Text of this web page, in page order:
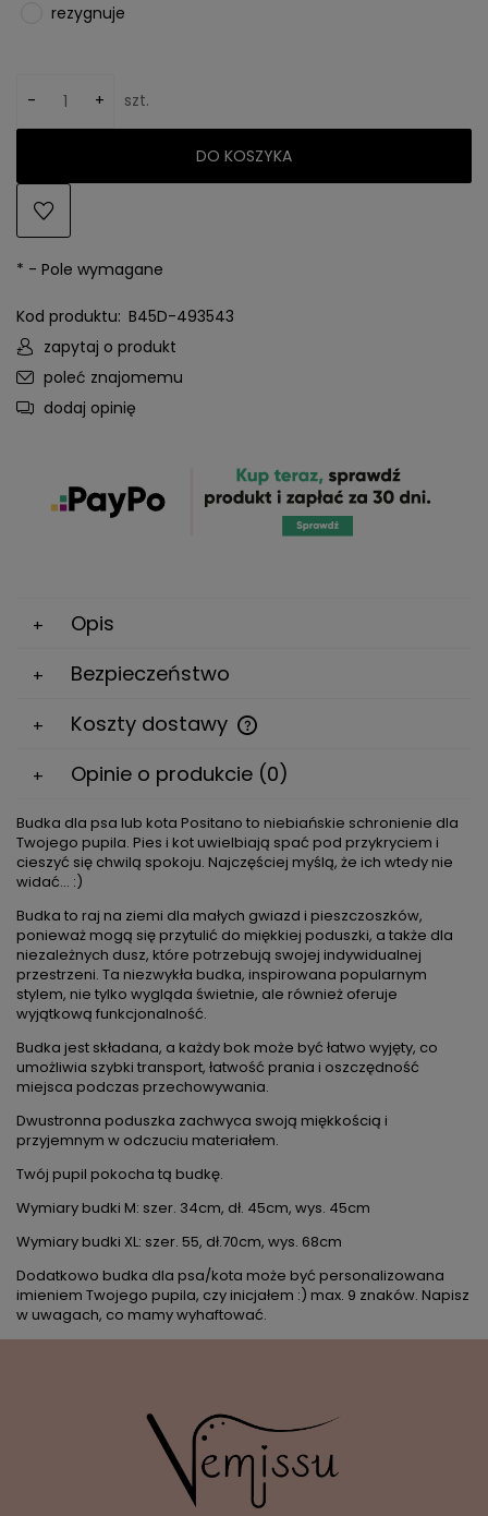
rezygnuje
- + szt.
DO KOSZYKA
* - Pole wymagane
Kod produktu: B45D-493543
zapytaj o produkt
poleć znajomemu
dodaj opinię
Opis
Bezpieczeństwo
Koszty dostawy
Cena nie zawiera ewentualnych kosztów płatności
Opinie o produkcie (0)
Budka dla psa lub kota Positano to niebiańskie schronienie dla
Twojego pupila. Pies i kot uwielbiają spać pod przykryciem i
cieszyć się chwilą spokoju. Najczęściej myślą, że ich wtedy nie
widać... :)
Budka to raj na ziemi dla małych gwiazd i pieszczoszków,
ponieważ mogą się przytulić do miękkiej poduszki, a także dla
niezależnych dusz, które potrzebują swojej indywidualnej
przestrzeni. Ta niezwykła budka, inspirowana popularnym
stylem, nie tylko wygląda świetnie, ale również oferuje
wyjątkową funkcjonalność.
Budka jest składana, a każdy bok może być łatwo wyjęty, co
umożliwia szybki transport, łatwość prania i oszczędność
miejsca podczas przechowywania.
Dwustronna poduszka zachwyca swoją miękkością i
przyjemnym w odczuciu materiałem.
Twój pupil pokocha tą budkę.
Wymiary budki M: szer. 34cm, dł. 45cm, wys. 45cm
Wymiary budki XL: szer. 55, dł.70cm, wys. 68cm
Dodatkowo budka dla psa/kota może być personalizowana
imieniem Twojego pupila, czy inicjałem :) max. 9 znaków. Napisz
w uwagach, co mamy wyhaftować.